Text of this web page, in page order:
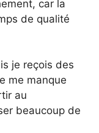
car la
de qualité
je reçois des
me manque
au
beaucoup de